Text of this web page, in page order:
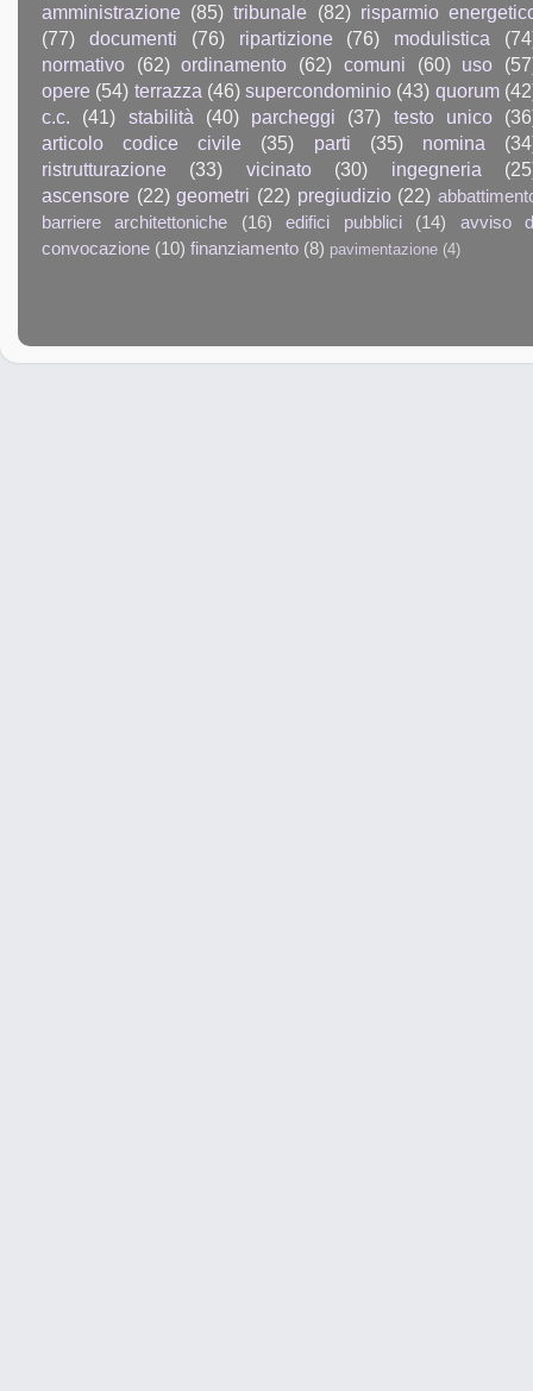
amministrazione (85) tribunale (82) risparmio
(77)
documenti (76) ripartizione (76) modulistica
normativo
(62) ordinamento (62) comuni (60) uso
opere (54) terrazza (46) supercondominio (43) quorum
c.c.
(41) stabilità (40) parcheggi (37) testo unico
articolo codice civile
(35) parti (35) nomina
ristrutturazione
(33) vicinato (30) ingegneria
ascensore (22) geometri (22) pregiudizio (22)
barriere architettoniche
(16) edifici pubblici (14)
avviso
convocazione (10) finanziamento (8) pavimentazione (4)